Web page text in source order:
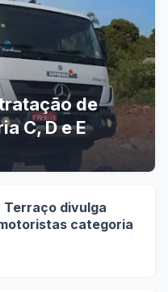
de
C, D e E
divulga
categoria